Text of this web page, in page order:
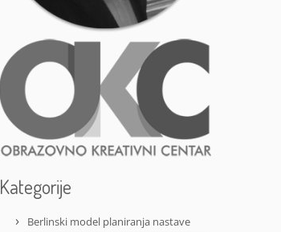
Kategorije
Berlinski model planiranja nastave